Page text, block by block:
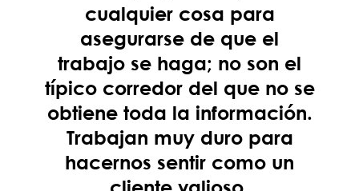
cualquier cosa para
asegurarse de que el
trabajo se haga; no son el
típico corredor del que no se
obtiene toda la información.
Trabajan muy duro para
hacernos sentir como un